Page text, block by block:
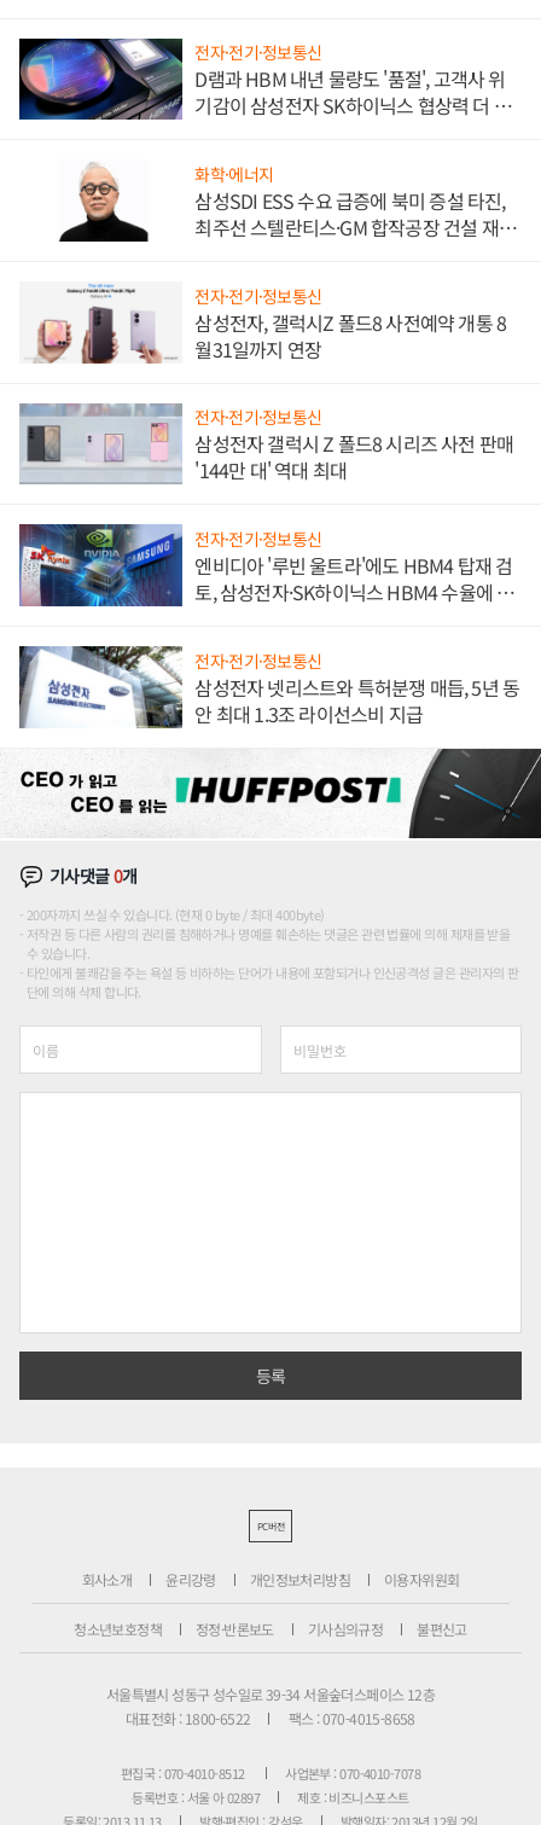
전자·전기·정보통신
D램과 HBM 내년 물량도 '품절', 고객사 위
기감이 삼성전자 SK하이닉스 협상력 더 키
화학·에너지
삼성SDI ESS 수요 급증에 북미 증설 타진,
최주선 스텔란티스·GM 합작공장 건설 재추
전자·전기·정보통신
삼성전자, 갤럭시Z 폴드8 사전예약 개통 8
월31일까지 연장
전자·전기·정보통신
삼성전자 갤럭시 Z 폴드8 시리즈 사전 판매
'144만 대' 역대 최대
전자·전기·정보통신
엔비디아 '루빈 울트라'에도 HBM4 탑재 검
토, 삼성전자·SK하이닉스 HBM4 수율에 주
전자·전기·정보통신
삼성전자 넷리스트와 특허분쟁 매듭, 5년 동
안 최대 1.3조 라이선스비 지급
기사댓글0개
200자까지 쓰실 수 있습니다. (현재 0 byte / 최대 400byte)
저작권 등 다른 사람의 권리를 침해하거나 명예를 훼손하는 댓글은 관련 법률에 의해 제재를 받을
수 있습니다.
타인에게 불쾌감을 주는 욕설 등 비하하는 단어가 내용에 포함되거나 인신공격성 글은 관리자의 판
단에 의해 삭제 합니다.
PC버전
회사소개 윤리강령 개인정보처리방침 이용자위원회
청소년보호정책 정정·반론보도 기사심의규정 불편신고
서울특별시 성동구 성수일로 39-34 서울숲더스페이스 12층
대표전화 : 1800-6522
팩스 : 070-4015-8658
편집국 : 070-4010-8512
사업본부 : 070-4010-7078
등록번호 : 서울 아 02897
제호 : 비즈니스포스트